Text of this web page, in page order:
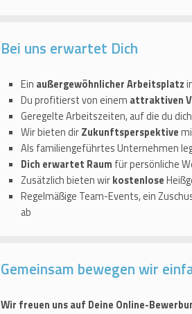
Bei uns erwartet Dich
Ein außergewöhnlicher Arbeitsplatz
Du profitierst von einem attraktiven
Geregelte Arbeitszeiten, auf die du
Wir bieten dirZukunftsperspektive
Als familiengeführtes Unternehmen
Dich erwartet Raum für persönliche
Zusätzlich bieten wirkostenlose
Regelmäßige Team-Events, ein
ab
Gemeinsam bewegen wir
Wir freuen uns auf Deine Online-